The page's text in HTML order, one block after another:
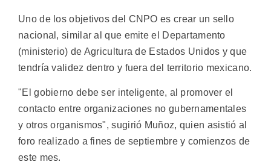
Uno de los objetivos del CNPO es crear un sello
nacional, similar al que emite el Departamento
(ministerio) de Agricultura de Estados Unidos y que
tendría validez dentro y fuera del territorio mexicano.
"El gobierno debe ser inteligente, al promover el
contacto entre organizaciones no gubernamentales
y otros organismos", sugirió Muñoz, quien asistió al
foro realizado a fines de septiembre y comienzos de
este mes.